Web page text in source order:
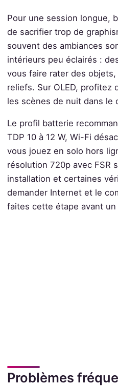
Pour une session longue,
de sacrifier trop de
souvent des ambiances
intérieurs peu éclairés :
vous faire rater des
reliefs. Sur OLED, profitez
les scènes de nuit dans le
Le profil batterie
TDP 10 à 12 W, Wi-Fi
vous jouez en solo hors
résolution 720p avec FSR
installation et certaines
demander Internet et le
faites cette étape avant un
Problèmes